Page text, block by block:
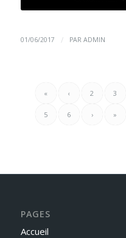
01/06/2017 / PAR ADMIN
« ‹ 2 3
5 6 › »
PAGES
Accueil